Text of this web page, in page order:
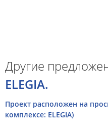
Другие
ELEGIA.
Проект расположен на
комплексе: ELEGIA)